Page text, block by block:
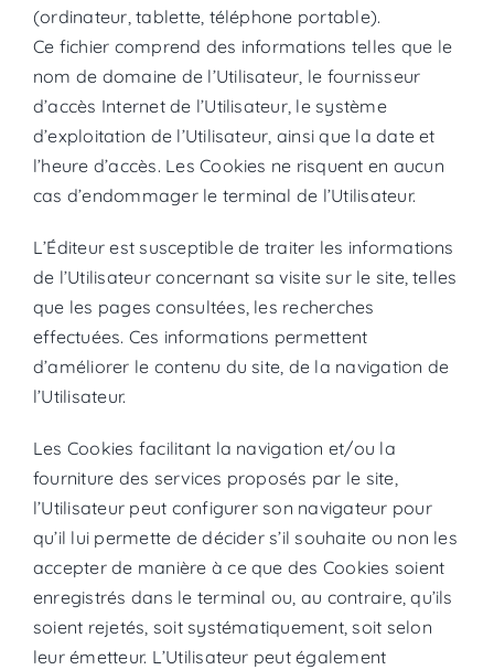
(ordinateur, tablette, téléphone portable).
Ce fichier comprend des informations telles que le
nom de domaine de l’Utilisateur, le fournisseur
d’accès Internet de l’Utilisateur, le système
d’exploitation de l’Utilisateur, ainsi que la date et
l’heure d’accès. Les Cookies ne risquent en aucun
cas d’endommager le terminal de l’Utilisateur.
L’Éditeur est susceptible de traiter les informations
de l’Utilisateur concernant sa visite sur le site, telles
que les pages consultées, les recherches
effectuées. Ces informations permettent
d’améliorer le contenu du site, de la navigation de
l’Utilisateur.
Les Cookies facilitant la navigation et/ou la
fourniture des services proposés par le site,
l’Utilisateur peut configurer son navigateur pour
qu’il lui permette de décider s’il souhaite ou non les
accepter de manière à ce que des Cookies soient
enregistrés dans le terminal ou, au contraire, qu’ils
soient rejetés, soit systématiquement, soit selon
leur émetteur. L’Utilisateur peut également